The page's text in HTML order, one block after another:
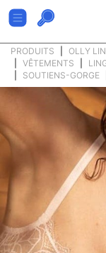
PRODUITS OLLY
VÊTEMENTS
SOUTIENS-GORGE